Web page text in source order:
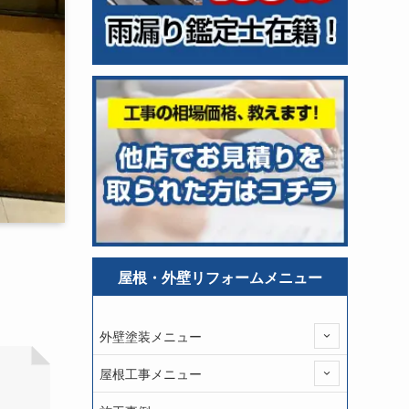
屋根・外壁リフォームメニュー
外壁塗装メニュー
屋根工事メニュー